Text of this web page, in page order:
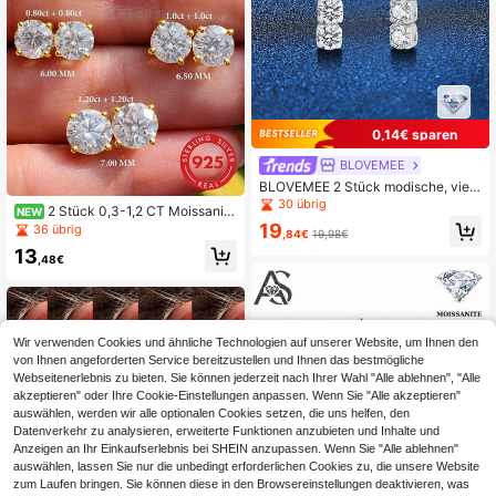
NEW 2 Stück 0,3-1,2 CT Moissanit
Ohrstecker Unisex 925er Sterlingsil
ber hypoallergen zierlicher Schmuc
k D Farbe VVS1 Klarheit
36 übrig
13 ,48€
0,14€ sparen
BLOVEMEE
BLOVEMEE 2 Stück modische, viels
eitige 925 Sterling Silber 1 Karat Mo
issanit Diamant Ohrstecker, geeign
et für den täglichen Gebrauch von F
30 übrig
19 ,84€ 19,98€
Wir verwenden Cookies und ähnliche Technologien auf unserer Website, um Ihnen den
von Ihnen angeforderten Service bereitzustellen und Ihnen das bestmögliche
Webseitenerlebnis zu bieten. Sie können jederzeit nach Ihrer Wahl "Alle ablehnen", "Alle
akzeptieren" oder Ihre Cookie-Einstellungen anpassen. Wenn Sie "Alle akzeptieren"
auswählen, werden wir alle optionalen Cookies setzen, die uns helfen, den
Datenverkehr zu analysieren, erweiterte Funktionen anzubieten und Inhalte und
Anzeigen an Ihr Einkaufserlebnis bei SHEIN anzupassen. Wenn Sie "Alle ablehnen"
auswählen, lassen Sie nur die unbedingt erforderlichen Cookies zu, die unsere Website
zum Laufen bringen. Sie können diese in den Browsereinstellungen deaktivieren, was